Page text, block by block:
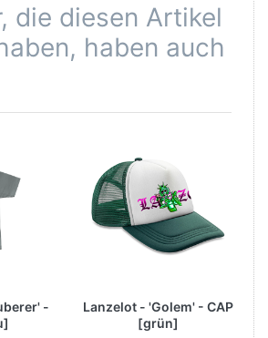
die diesen Artikel
haben auch
-
Lanzelot - 'Golem' - CAP
[grün]